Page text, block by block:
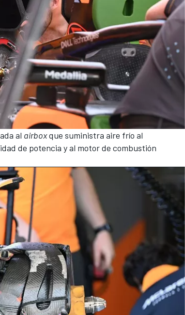
al airboxque suministra aire frío al
de potencia y al motor de combustión